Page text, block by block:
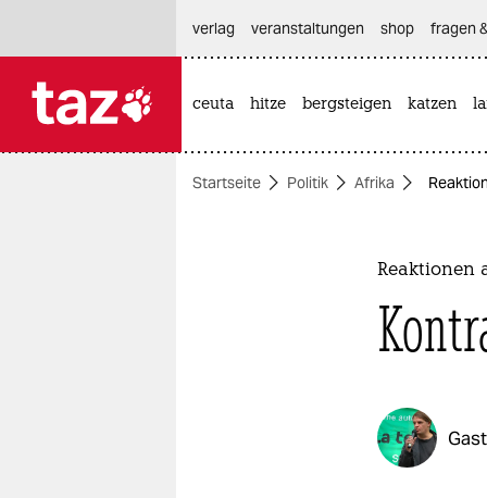
themen
verlag
veranstaltungen shop fragen
ceuta hitze bergsteigen katzen
Startseite Politik Afrika
Reaktionen